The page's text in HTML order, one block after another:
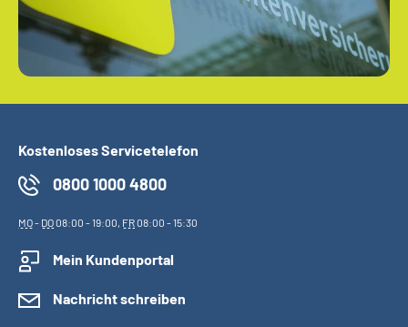
Kostenloses Servicetelefon
0800 1000 4800
MO- DO08:00 - 19:00, FR08:00 - 15:30
Mein Kundenportal
Nachricht schreiben